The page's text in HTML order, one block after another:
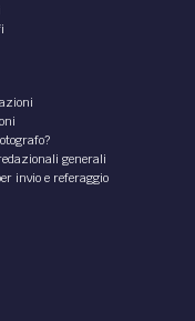
generali
invio e referaggio